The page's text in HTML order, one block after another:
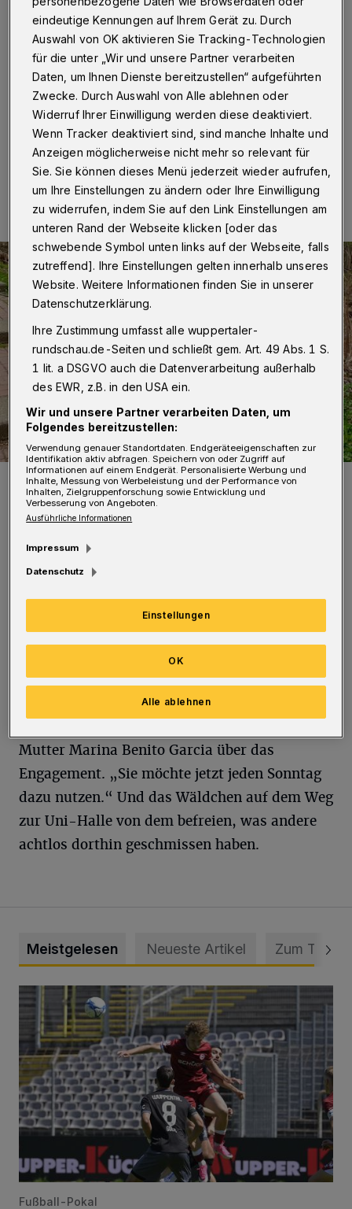
Wuppertal·Eigentlich wollte Maria Juliana etwas
Moos sammeln. Doch dann hatte die Erstklässlerin der
Wuppertaler Angelo-Roncalli-Schule genug – von
dem Abfall, den sie im Wäldchen hinter der Siedlung an
21.04.2021 , 09:30 Uhr Eine Minute Lesezeit
María Juliana kann nicht verstehen, warum so viel Müll
weggeschmissen wird.
Foto: Marina Benito Garcia
Kurzerhand schnappte sich die Sechsjährige
Müllbeutel und zog mit ihrem Vater los. Als
beide zurückkamen, waren zwei Säcke voll.
„Meine Tochter macht jeden Sonntag einen
Spaziergang, wie viele in der Corona-Zeit.
Mutter Marina Benito Garcia über das
Engagement. „Sie möchte jetzt jeden Sonntag
dazu nutzen.“ Und das Wäldchen auf dem Weg
zur Uni-Halle von dem befreien, was andere
achtlos dorthin geschmissen haben.
Meistgelesen Neueste Artikel Zum Thema
WSV: Übertragung im Barmer Bahnhof und klare Ansage
Fußball-Pokal
eindeutige Kennungen auf Ihrem Gerät zu. Durch
Auswahl von OK aktivieren Sie Tracking-Technologien
für die unter „Wir und unsere Partner verarbeiten
Daten, um Ihnen Dienste bereitzustellen“ aufgeführten
Zwecke. Durch Auswahl von Alle ablehnen oder
Widerruf Ihrer Einwilligung werden diese deaktiviert.
Wenn Tracker deaktiviert sind, sind manche Inhalte und
Anzeigen möglicherweise nicht mehr so relevant für
Sie. Sie können dieses Menü jederzeit wieder aufrufen,
um Ihre Einstellungen zu ändern oder Ihre Einwilligung
zu widerrufen, indem Sie auf den Link Einstellungen am
unteren Rand der Webseite klicken [oder das
schwebende Symbol unten links auf der Webseite, falls
zutreffend]. Ihre Einstellungen gelten innerhalb unseres
Website. Weitere Informationen finden Sie in unserer
Datenschutzerklärung.
Ihre Zustimmung umfasst alle wuppertaler-
rundschau.de-Seiten und schließt gem. Art. 49 Abs. 1 S.
1 lit. a DSGVO auch die Datenverarbeitung außerhalb
des EWR, z.B. in den USA ein.
Wir und unsere Partner verarbeiten Daten, um
Folgendes bereitzustellen:
Verwendung genauer Standortdaten. Endgeräteeigenschaften zur
Identifikation aktiv abfragen. Speichern von oder Zugriff auf
Informationen auf einem Endgerät. Personalisierte Werbung und
Inhalte, Messung von Werbeleistung und der Performance von
Inhalten, Zielgruppenforschung sowie Entwicklung und
Verbesserung von Angeboten.
Ausführliche Informationen
Impressum
Datenschutz
Einstellungen
Alle ablehnen
OK